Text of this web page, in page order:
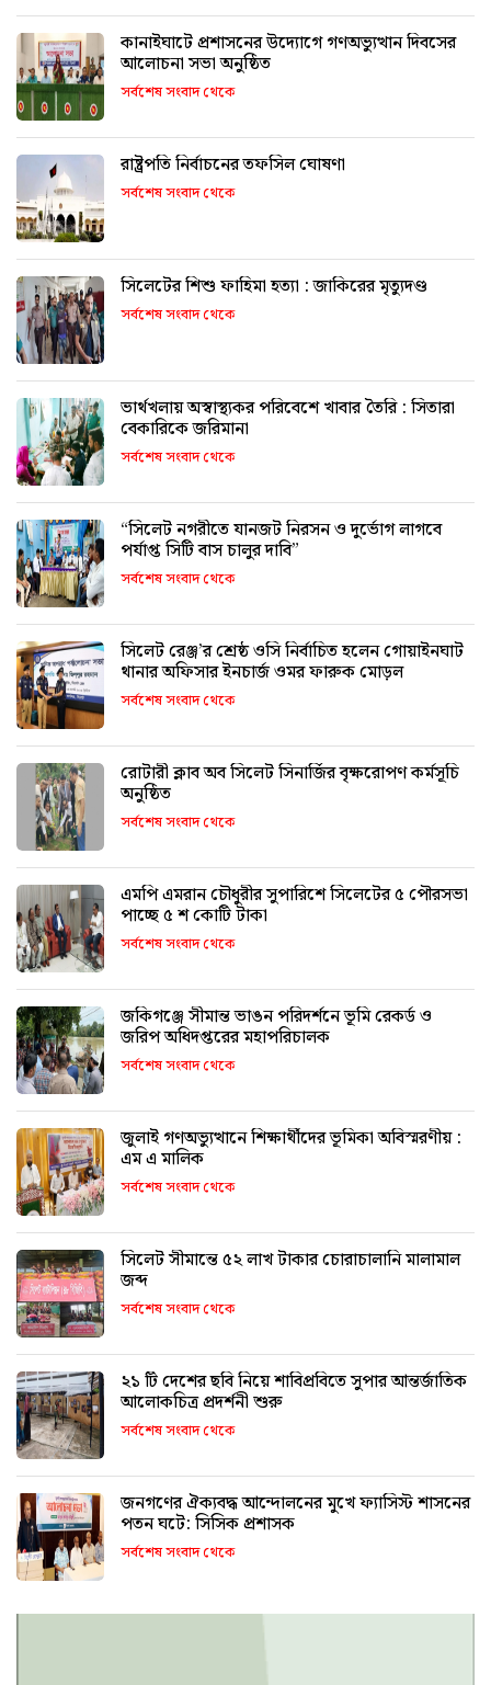
কানাইঘাটে প্রশাসনের উদ্যোগে গণঅভ্যুত্থান দিবসের
আলোচনা সভা অনুষ্ঠিত
সর্বশেষ সংবাদ থেকে
রাষ্ট্রপতি নির্বাচনের তফসিল ঘোষণা
সর্বশেষ সংবাদ থেকে
সিলেটের শিশু ফাহিমা হত্যা : জাকিরের মৃত্যুদণ্ড
সর্বশেষ সংবাদ থেকে
ভার্থখলায় অস্বাস্থ্যকর পরিবেশে খাবার তৈরি : সিতারা
বেকারিকে জরিমানা
সর্বশেষ সংবাদ থেকে
“সিলেট নগরীতে যানজট নিরসন ও দুর্ভোগ লাগবে
পর্যাপ্ত সিটি বাস চালুর দাবি”
সর্বশেষ সংবাদ থেকে
সিলেট রেঞ্জ’র শ্রেষ্ঠ ওসি নির্বাচিত হলেন গোয়াইনঘাট
থানার অফিসার ইনচার্জ ওমর ফারুক মোড়ল
সর্বশেষ সংবাদ থেকে
রোটারী ক্লাব অব সিলেট সিনার্জির বৃক্ষরোপণ কর্মসূচি
অনুষ্ঠিত
সর্বশেষ সংবাদ থেকে
এমপি এমরান চৌধুরীর সুপারিশে সিলেটের ৫ পৌরসভা
পাচ্ছে ৫ শ কোটি টাকা
সর্বশেষ সংবাদ থেকে
জকিগঞ্জে সীমান্ত ভাঙন পরিদর্শনে ভূমি রেকর্ড ও
জরিপ অধিদপ্তরের মহাপরিচালক
সর্বশেষ সংবাদ থেকে
জুলাই গণঅভ্যুত্থানে শিক্ষার্থীদের ভূমিকা অবিস্মরণীয় :
এম এ মালিক
সর্বশেষ সংবাদ থেকে
সিলেট সীমান্তে ৫২ লাখ টাকার চোরাচালানি মালামাল
জব্দ
সর্বশেষ সংবাদ থেকে
২১ টি দেশের ছবি নিয়ে শাবিপ্রবিতে সুপার আন্তর্জাতিক
আলোকচিত্র প্রদর্শনী শুরু
সর্বশেষ সংবাদ থেকে
জনগণের ঐক্যবদ্ধ আন্দোলনের মুখে ফ্যাসিস্ট শাসনের
পতন ঘটে: সিসিক প্রশাসক
সর্বশেষ সংবাদ থেকে